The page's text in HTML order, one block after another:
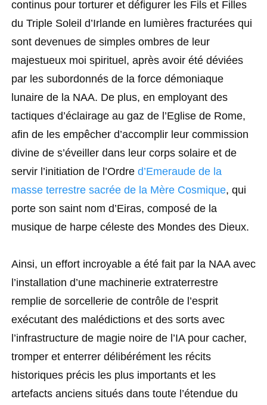
continus pour torturer et défigurer les Fils et Filles
du Triple Soleil d’Irlande en lumières fracturées qui
sont devenues de simples ombres de leur
majestueux moi spirituel, après avoir été déviées
par les subordonnés de la force démoniaque
lunaire de la NAA. De plus, en employant des
tactiques d’éclairage au gaz de l’Eglise de Rome,
afin de les empêcher d’accomplir leur commission
divine de s’éveiller dans leur corps solaire et de
servir l’initiation de l’Ordre d’Emeraude de la
masse terrestre sacrée de la Mère Cosmique, qui
porte son saint nom d’Eiras, composé de la
musique de harpe céleste des Mondes des Dieux.
Ainsi, un effort incroyable a été fait par la NAA avec
l’installation d’une machinerie extraterrestre
remplie de sorcellerie de contrôle de l’esprit
exécutant des malédictions et des sorts avec
l’infrastructure de magie noire de l’IA pour cacher,
tromper et enterrer délibérément les récits
historiques précis les plus importants et les
artefacts anciens situés dans toute l’étendue du